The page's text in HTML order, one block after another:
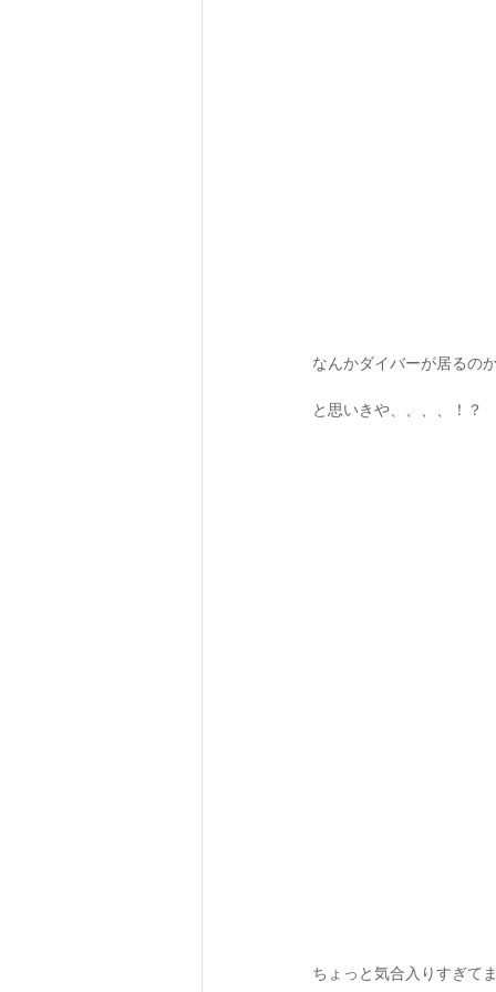
なんかダイバーが居るの
と思いきや、、、、！？
ちょっと気合入りすぎて